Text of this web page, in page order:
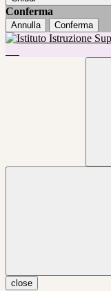
Conferma
Annulla Conferma
close